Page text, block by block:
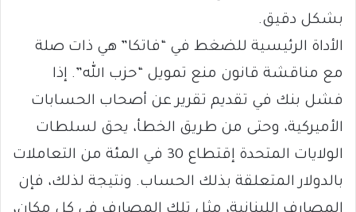
بشكل دقيق.
الأداة الرئيسية للضغط في “فاتكا” هي ذات صلة
مع مناقشة قانون منع تمويل “حزب الله”. إذا
فشل بنك في تقديم تقرير عن أصحاب الحسابات
الأميركية، وحتى من طريق الخطأ، يحق لسلطات
الولايات المتحدة إقتطاع 30 في المئة من التعاملات
بالدولار المتعلقة بذلك الحساب. ونتيجة لذلك، فإن